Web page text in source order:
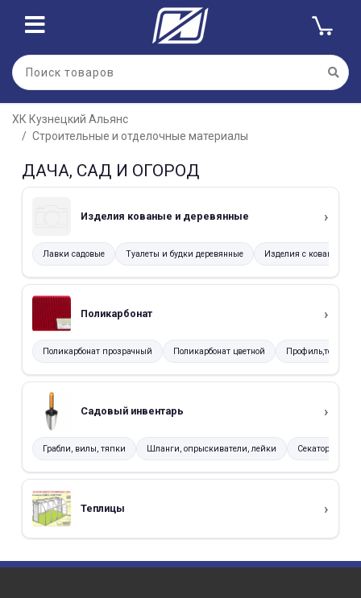
ХК Кузнецкий Альянс
Строительные и отделочные материалы
ДАЧА, САД И ОГОРОД
Изделия кованые и деревянные
Лавки садовые Туалеты и будки деревянные Изделия с коваными
Поликарбонат
Поликарбонат прозрачный Поликарбонат цветной
Садовый инвентарь
Грабли, вилы, тяпки Шланги, опрыскиватели, лейки Секаторы,
Теплицы